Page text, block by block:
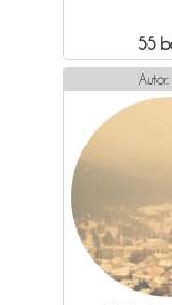
55
Autor: